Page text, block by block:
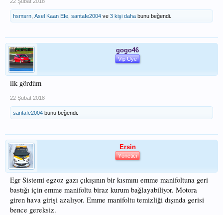
hsmsrn Asel Kaan Efe santafe2004 ve 3 kişi daha bunu beğendi.
gogo46
Vip Üye
ilk gördüm
22 Şubat 2018
santafe2004 bunu beğendi.
Ersin
Yönetici
Egr Sistemi egzoz gazı çıkışının bir kısmını emme manifoltuna geri
bastığı için emme manifoltu biraz kurum bağlayabiliyor. Motora
giren hava girişi azalıyor. Emme manifoltu temizliği dışında gerisi
bence gereksiz.